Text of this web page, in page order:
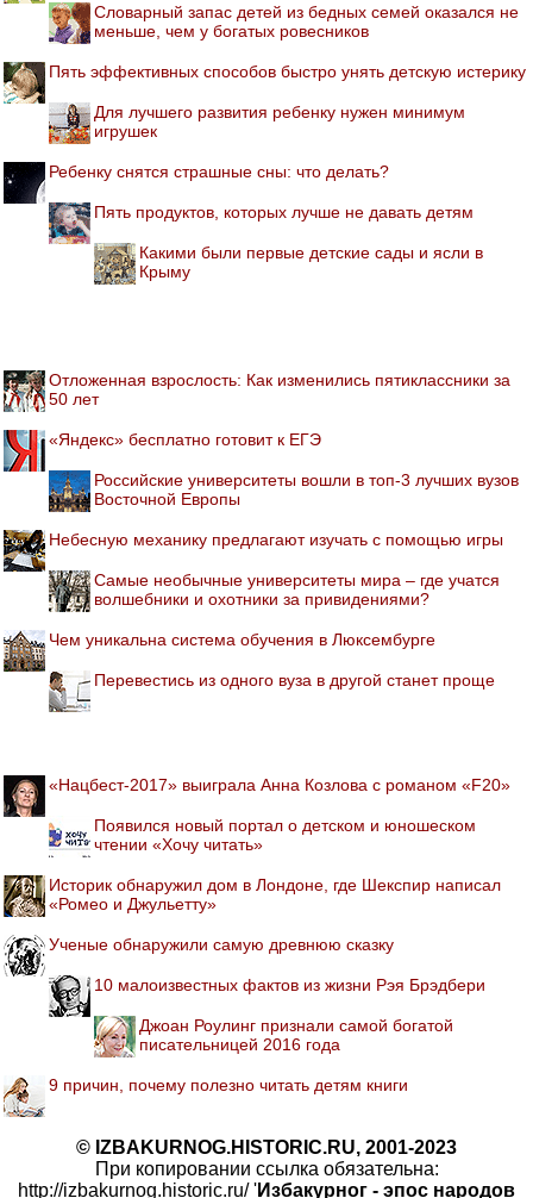
Словарный запас детей из бедных семей оказался не
меньше, чем у богатых ровесников
Пять эффективных способов быстро унять детскую истерику
Для лучшего развития ребенку нужен минимум
игрушек
Ребенку снятся страшные сны: что делать?
Пять продуктов, которых лучше не давать детям
Какими были первые детские сады и ясли в
Крыму
Отложенная взрослость: Как изменились пятиклассники за
50 лет
«Яндекс» бесплатно готовит к ЕГЭ
Российские университеты вошли в топ-3 лучших вузов
Восточной Европы
Небесную механику предлагают изучать с помощью игры
Самые необычные университеты мира – где учатся
волшебники и охотники за привидениями?
Чем уникальна система обучения в Люксембурге
Перевестись из одного вуза в другой станет проще
«Нацбест-2017» выиграла Анна Козлова с романом «F20»
Появился новый портал о детском и юношеском
чтении «Хочу читать»
Историк обнаружил дом в Лондоне, где Шекспир написал
«Ромео и Джульетту»
Ученые обнаружили самую древнюю сказку
10 малоизвестных фактов из жизни Рэя Брэдбери
Джоан Роулинг признали самой богатой
писательницей 2016 года
9 причин, почему полезно читать детям книги
© IZBAKURNOG.HISTORIC.RU, 2001-2023
При копировании ссылка обязательна:
http://izbakurnog.historic.ru/ 'Избакурног - эпос народов